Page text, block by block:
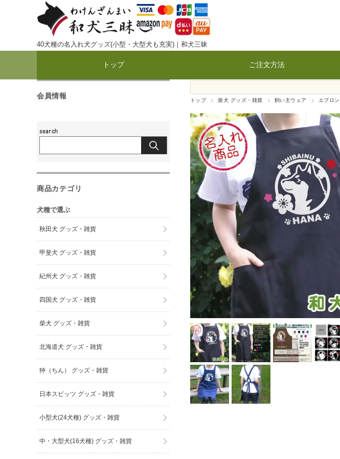
40犬種の名入れ犬グッズ(小型・大型犬も充実)｜和犬三昧
トップ ご注文方法
トップ 柴犬 グッズ・雑貨 飼い主ウェア エプロン
会員情報
商品カテゴリ
犬種で選ぶ
秋田犬 グッズ・雑貨
甲斐犬 グッズ・雑貨
紀州犬 グッズ・雑貨
四国犬 グッズ・雑貨
柴犬 グッズ・雑貨
北海道犬 グッズ・雑貨
狆（ちん） グッズ・雑貨
日本スピッツ グッズ・雑貨
小型犬(24犬種) グッズ・雑貨
中・大型犬(16犬種) グッズ・雑貨